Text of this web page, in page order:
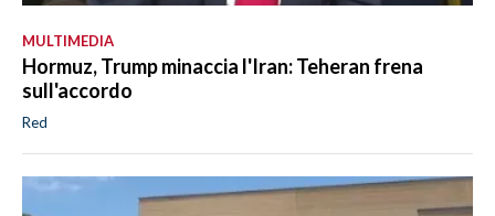
MULTIMEDIA
Hormuz, Trump minaccia l'Iran: Teheran frena
sull'accordo
Red